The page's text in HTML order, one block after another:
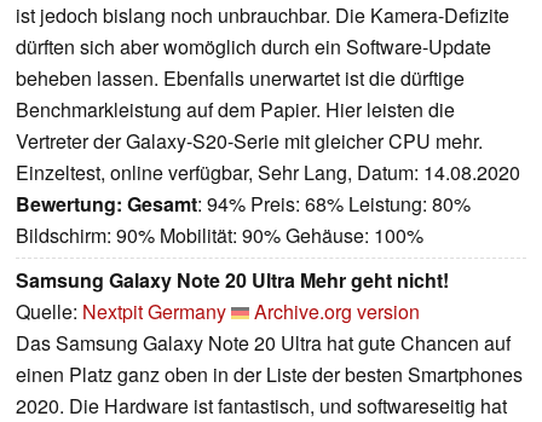
ist jedoch bislang noch unbrauchbar. Die Kamera-Defi­zite
dürften sich aber womög­lich durch ein Soft­ware-Update
beheben lassen. Eben­falls uner­wartet ist die dürf­tige
Bench­mar­k­leis­tung auf dem Papier. Hier leisten die
Vertreter der Galaxy-S20-Serie mit glei­cher CPU mehr.
Einzeltest, online verfügbar, Sehr Lang, Datum: 14.08.2020
Bewertung: Gesamt: 94% Preis: 68% Leistung: 80%
Bildschirm: 90% Mobilität: 90% Gehäuse: 100%
Samsung Galaxy Note 20 Ultra Mehr geht nicht!
Quelle: Nextpit Germany
Archive.org version
Das Samsung Galaxy Note 20 Ultra hat gute Chancen auf
einen Platz ganz oben in der Liste der besten Smartphones
2020. Die Hardware ist fantastisch, und softwareseitig hat